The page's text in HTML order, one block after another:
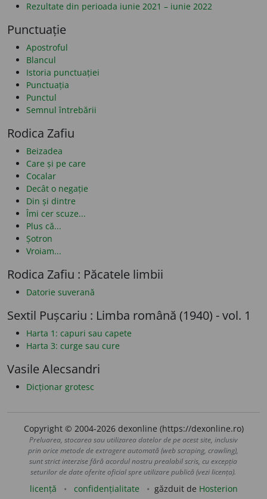
Rezultate din perioada iunie 2021 – iunie 2022
Punctuație
Apostroful
Blancul
Istoria punctuației
Punctuația
Punctul
Semnul întrebării
Rodica Zafiu
Beizadea
Care și pe care
Cocalar
Decât o negație
Din și dintre
Îmi cer scuze...
Plus că...
Șotron
Vroiam...
Rodica Zafiu : Păcatele limbii
Datorie suverană
Sextil Pușcariu : Limba română (1940) - vol. 1
Harta 1: capuri sau capete
Harta 3: curge sau cure
Vasile Alecsandri
Dicționar grotesc
Copyright © 2004-2026 dexonline (https://dexonline.ro)
Preluarea, stocarea sau utilizarea datelor de pe acest site, inclusiv
prin orice metode de extragere automată (web scraping, crawling),
sunt strict interzise fără acordul nostru prealabil scris, cu excepția
seturilor de date oferite oficial spre utilizare publică (vezi licența).
licență confidențialitate găzduit de Hosterion